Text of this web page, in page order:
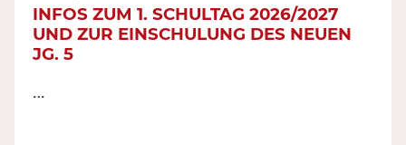
INFOS ZUM 1. SCHULTAG 2026/2027
UND ZUR EINSCHULUNG DES NEUEN
JG. 5
…